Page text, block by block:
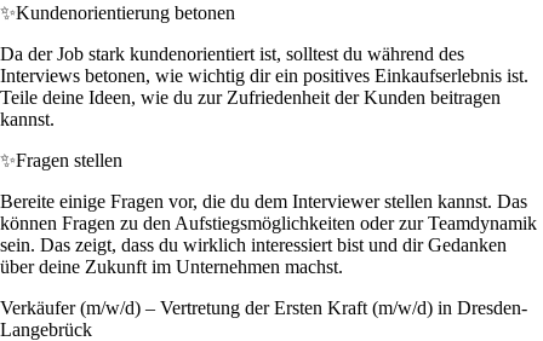
✨Kundenorientierung betonen
Da der Job stark kundenorientiert ist, solltest du während des
Interviews betonen, wie wichtig dir ein positives Einkaufserlebnis ist.
Teile deine Ideen, wie du zur Zufriedenheit der Kunden beitragen
kannst.
✨Fragen stellen
Bereite einige Fragen vor, die du dem Interviewer stellen kannst. Das
können Fragen zu den Aufstiegsmöglichkeiten oder zur Teamdynamik
sein. Das zeigt, dass du wirklich interessiert bist und dir Gedanken
über deine Zukunft im Unternehmen machst.
Verkäufer (m/w/d) – Vertretung der Ersten Kraft (m/w/d) in Dresden-
Langebrück